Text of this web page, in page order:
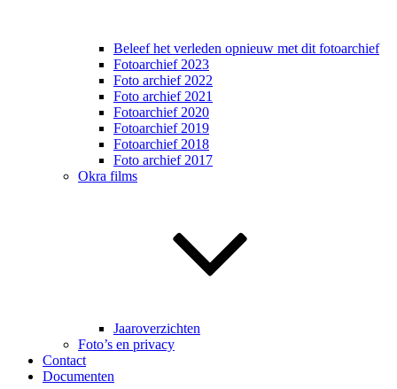
Beleef het verleden opnieuw met dit fotoarchief
Fotoarchief 2023
Foto archief 2022
Foto archief 2021
Fotoarchief 2020
Fotoarchief 2019
Fotoarchief 2018
Foto archief 2017
Okra films
Jaaroverzichten
Foto’s en privacy
Contact
Documenten